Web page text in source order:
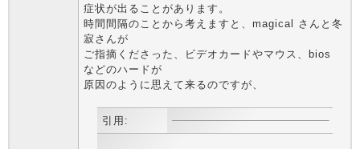
症状が出ることがあります。
時間間隔のことから考えますと、magical さんと冬
寂さんが
ご指摘くださった、ビデオカードやマウス、bios
などのハードが
原因のように思えて来るのですが、
引用: